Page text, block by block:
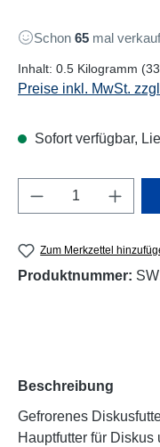
Schon 65 mal
Inhalt: 0.5 Kilogramm
Preise inkl. MwSt.
Sofort verfügbar,
Produkt
Zum Merkzettel
Produktnummer:
Beschreibung
Gefrorenes
Hauptfutter für